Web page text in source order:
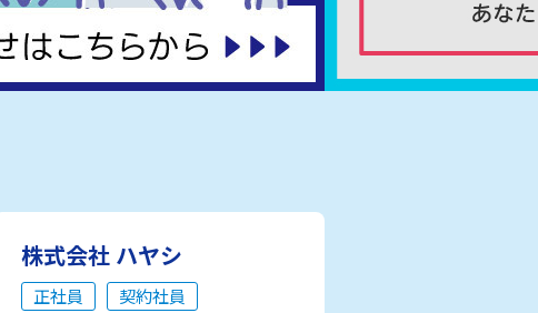
株式会社 ハヤシ
正社員
契約社員